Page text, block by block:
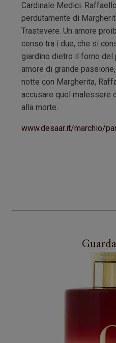
Cardinale Medici.
perdutamente di
Trastevere. Un amore
censo tra i due, che si
giardino dietro il forno del
amore di grande
notte con Margherita,
accusare quel malessere
alla morte.
www.desaar.it/marchio/